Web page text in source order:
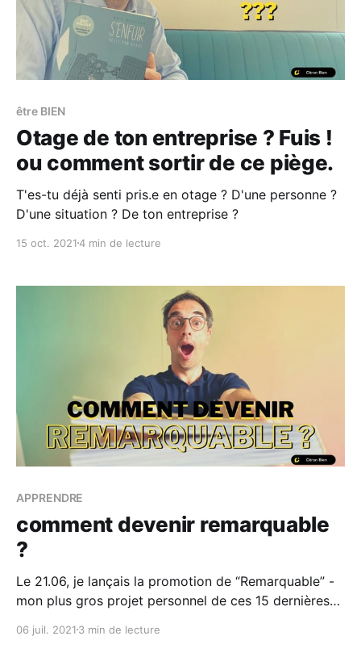
être BIEN
Otage de ton entreprise ? Fuis !
ou comment sortir de ce piège.
T'es-tu déjà senti pris.e en otage ? D'une personne ?
D'une situation ? De ton entreprise ?
15 oct. 20214 min de lecture
APPRENDRE
comment devenir remarquable
?
Le 21.06, je lançais la promotion de “Remarquable” -
mon plus gros projet personnel de ces 15 dernières
21.09 s’appelle “Remarquable”). Les premières pré-
06 juil. 2021 3 min de lecture